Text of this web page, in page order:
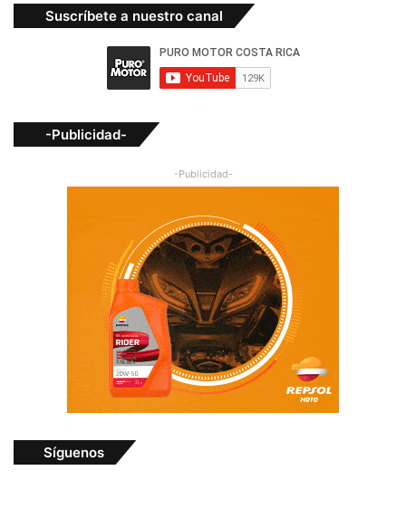
Suscríbete a nuestro canal
-Publicidad-
-Publicidad-
Síguenos